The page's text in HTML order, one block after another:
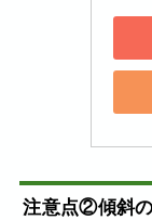
注意点②傾斜